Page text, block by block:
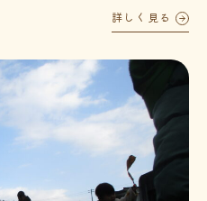
詳しく見る